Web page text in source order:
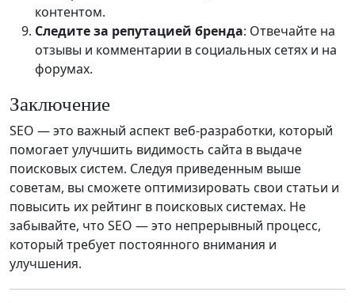
контентом.
Следите за репутацией бренда: Отвечайте на
отзывы и комментарии в социальных сетях и на
форумах.
Заключение
SEO — это важный аспект веб-разработки, который
помогает улучшить видимость сайта в выдаче
поисковых систем. Следуя приведенным выше
советам, вы сможете оптимизировать свои статьи и
повысить их рейтинг в поисковых системах. Не
забывайте, что SEO — это непрерывный процесс,
который требует постоянного внимания и
улучшения.